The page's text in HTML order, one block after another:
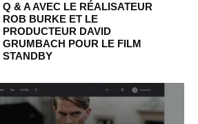
Q & A AVEC LE RÉALISATEUR
ROB BURKE ET LE
PRODUCTEUR DAVID
GRUMBACH POUR LE FILM
STANDBY